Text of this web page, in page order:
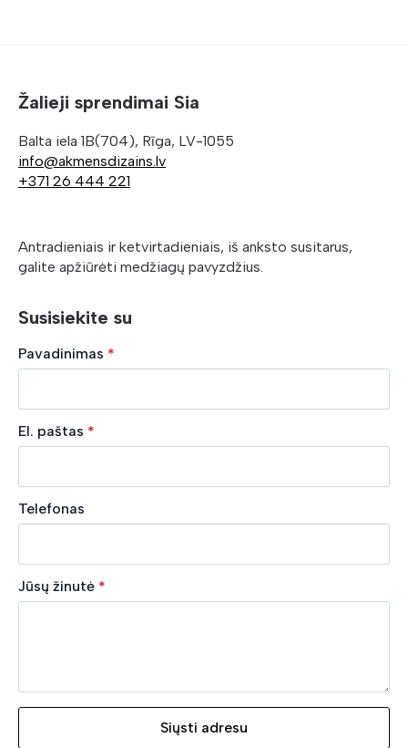
Žalieji sprendimai Sia
Balta iela 1B(704), Rīga, LV-1055
info@akmensdizains.lv
+371 26 444 221
Antradieniais ir ketvirtadieniais, iš anksto susitarus,
galite apžiūrėti medžiagų pavyzdžius.
Susisiekite su
Pavadinimas *
El. paštas *
Telefonas
Jūsų žinutė *
Siųsti adresu